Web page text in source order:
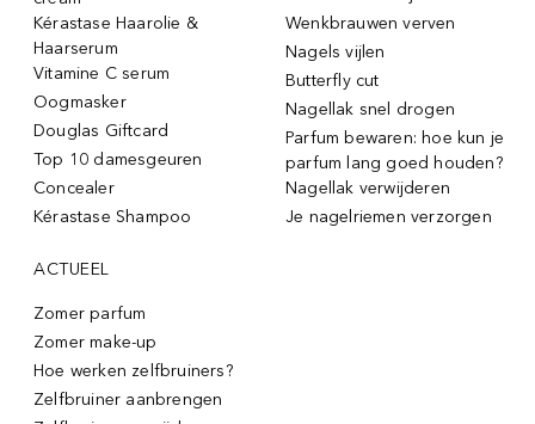
Kérastase Haarolie &
Haarserum
Vitamine C serum
Oogmasker
Douglas Giftcard
Top 10 damesgeuren
Concealer
Kérastase Shampoo
Wenkbrauwen verven
Nagels vijlen
Butterfly cut
Nagellak snel drogen
Parfum bewaren: hoe kun je
parfum lang goed houden?
Nagellak verwijderen
Je nagelriemen verzorgen
ACTUEEL
Zomer parfum
Zomer make-up
Hoe werken zelfbruiners?
Zelfbruiner aanbrengen